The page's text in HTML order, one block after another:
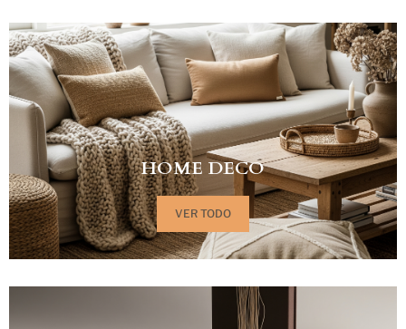
HOME DECO
VER TODO